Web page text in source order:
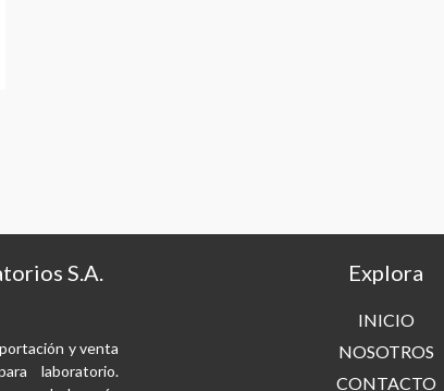
S.A.
y venta
laboratorio.
Explora
INICIO
NOSOTROS
CONTACTO